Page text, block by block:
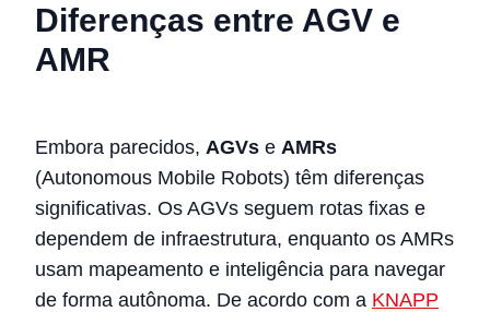
Diferenças entre AGV e
AMR
Embora parecidos, AGVs e AMRs
(Autonomous Mobile Robots) têm diferenças
significativas. Os AGVs seguem rotas fixas e
dependem de infraestrutura, enquanto os AMRs
usam mapeamento e inteligência para navegar
de forma autônoma. De acordo com a KNAPP